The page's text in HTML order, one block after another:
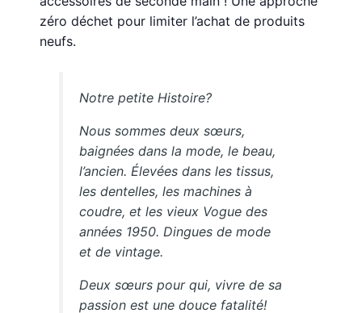
zéro déchet pour limiter l’achat de produits
neufs.
Notre petite Histoire?
​Nous sommes deux sœurs,
baignées dans la mode, le beau,
l’ancien. Élevées dans les tissus,
les dentelles, les machines à
coudre, et les vieux Voguedes
années 1950. Dingues de mode
et de vintage.
​Deux sœurs pour qui, vivre de sa
passion est une douce fatalité!